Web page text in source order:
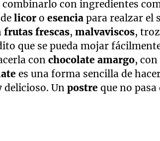
combinarlo con ingredientes
delicoroesenciapara realzar el
frutas frescas,malvaviscos,
que se pueda mojar
conchocolate amargo, con
es una forma sencilla de
delicioso. Unpostreque no